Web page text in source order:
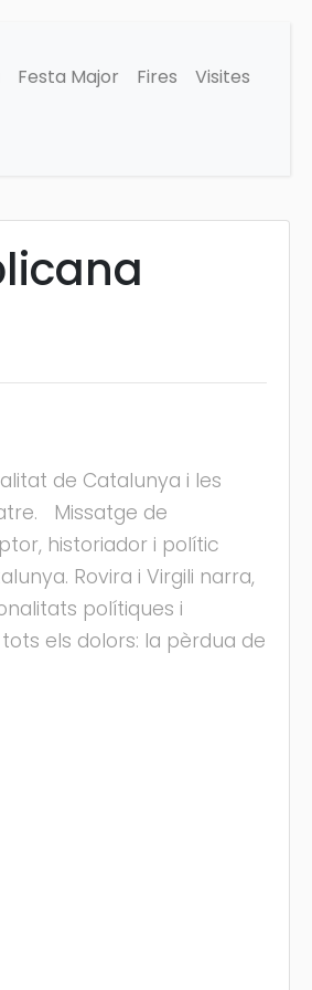
Festa Major Fires
Visites
de Catalunya i les
Missatge de
historiador i polític
Rovira i Virgili narra,
polítiques i
els dolors: la pèrdua de